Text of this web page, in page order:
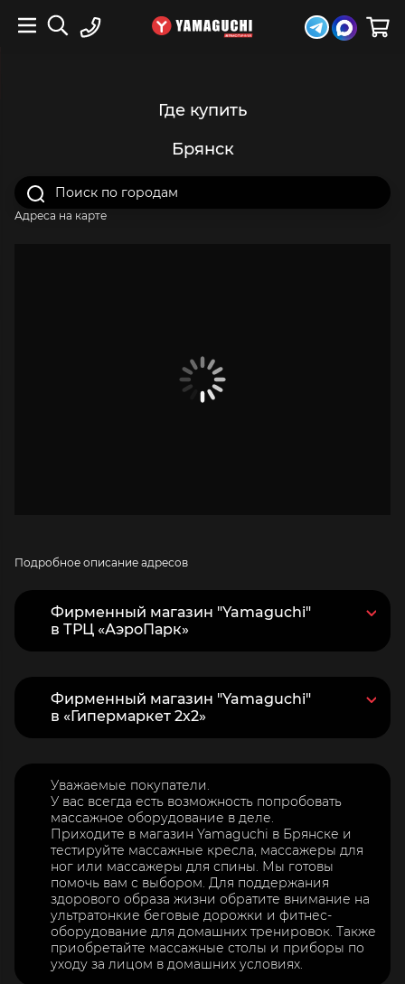
Где купить
Брянск
Адреса на карте
Подробное описание адресов
Фирменный магазин "Yamaguchi"
в ТРЦ «АэроПарк»
Фирменный магазин "Yamaguchi"
в «Гипермаркет 2х2»
Уважаемые покупатели.
У вас всегда есть возможность попробовать
массажное оборудование в деле.
Приходите в магазин Yamaguchi в Брянске и
тестируйте массажные кресла, массажеры для
ног или массажеры для спины. Мы готовы
помочь вам с выбором. Для поддержания
здорового образа жизни обратите внимание на
ультратонкие беговые дорожки и фитнес-
оборудование для домашних тренировок. Также
приобретайте массажные столы и приборы по
уходу за лицом в домашних условиях.